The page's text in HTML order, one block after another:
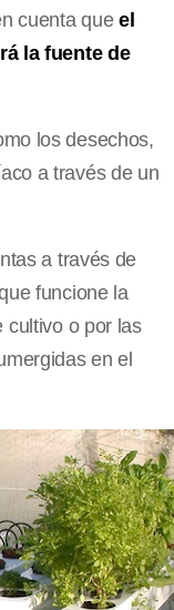
cuenta queel
la fuente de
los desechos,
a través de un
a través de
funcione la
cultivo o por las
en el